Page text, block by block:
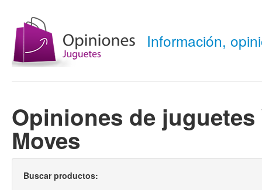
Información,
Opiniones de
Moves
Buscar productos: